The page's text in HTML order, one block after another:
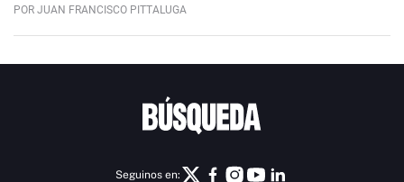
POR JUAN FRANCISCO PITTALUGA
Seguinos en: